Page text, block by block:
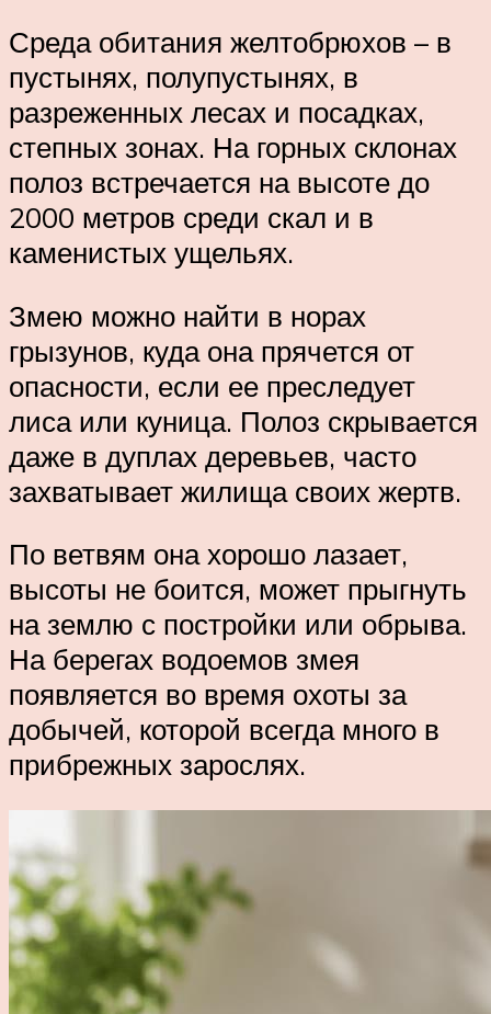
Среда обитания желтобрюхов – в
пустынях, полупустынях, в
разреженных лесах и посадках,
степных зонах. На горных склонах
полоз встречается на высоте до
2000 метров среди скал и в
каменистых ущельях.
Змею можно найти в норах
грызунов, куда она прячется от
опасности, если ее преследует
лиса или куница. Полоз скрывается
даже в дуплах деревьев, часто
захватывает жилища своих жертв.
По ветвям она хорошо лазает,
высоты не боится, может прыгнуть
на землю с постройки или обрыва.
На берегах водоемов змея
появляется во время охоты за
добычей, которой всегда много в
прибрежных зарослях.